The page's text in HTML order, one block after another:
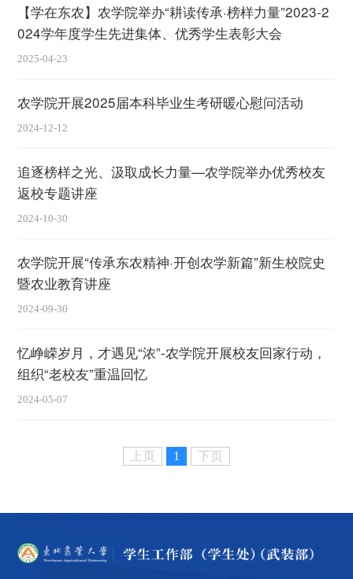
【学在东农】农学院举办“耕读传承·榜样力量”2023-2
024学年度学生先进集体、优秀学生表彰大会
2025-04-23
农学院开展2025届本科毕业生考研暖心慰问活动
2024-12-12
追逐榜样之光、汲取成长力量—农学院举办优秀校友
返校专题讲座
2024-10-30
农学院开展“传承东农精神·开创农学新篇”新生校院史
暨农业教育讲座
2024-09-30
忆峥嵘岁月，才遇见“浓”-农学院开展校友回家行动，
组织“老校友”重温回忆
2024-05-07
上页 1 下页